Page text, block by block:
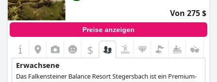
unvergesslichen Aufenthalt sorgen. Diese reichen von herrlich
bequemen Himmelbetten und lauschigen Plätzen im
Versunkenen Tempel bis hin zu Whirlpools und Saunen in den
Zimmern. Ob frisch Verliebte oder langjährig Verliebte, in diesem
zauberhaften Tiroler Refugium können Paare in eine Umgebung
der Ruhe eintauchen, den Funken ihrer Beziehung neu
entfachen und ungestörte Momente der Zweisamkeit genießen.
Von 275 $
Preise anzeigen
$
Erwachsene
Das Falkensteiner Balance Resort Stegersbach ist ein Premium-